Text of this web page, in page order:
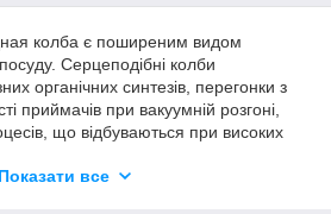
колба є поширеним видом
Серцеподібні колби
органічних синтезів, перегонки з
приймачів при вакуумній розгоні,
що відбуваються при високих
14/23 і 19/26 в залежності від
Показати все